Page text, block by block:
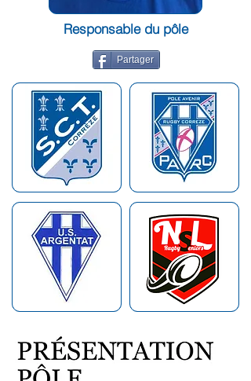
Responsable du pôle
Partager